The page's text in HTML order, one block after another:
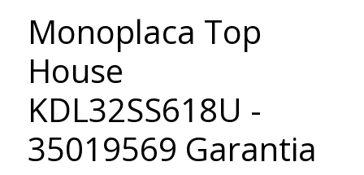
Monoplaca Top
House
KDL32SS618U -
35019569 Garantia